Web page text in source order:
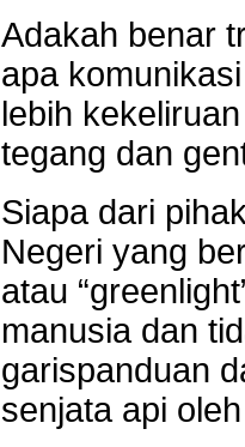
Adakah benar
apa
lebih
tegang dan
Siapa dari
Negeri yang
atau
manusia dan
garispanduan
senjata api